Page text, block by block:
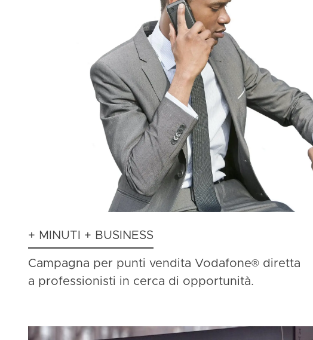
+ MINUTI + BUSINESS
Campagna per punti vendita Vodafone® diretta
a professionisti in cerca di opportunità.